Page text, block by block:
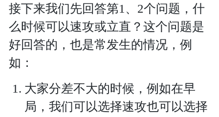
接下来我们先回答第1、2个问题，什
么时候可以速攻或立直？这个问题是
好回答的，也是常发生的情况，例
如：
大家分差不大的时候，例如在早
局，我们可以选择速攻也可以选择